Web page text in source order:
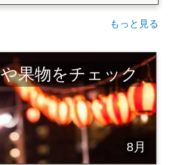
もっと見る
果物をチェック
8月